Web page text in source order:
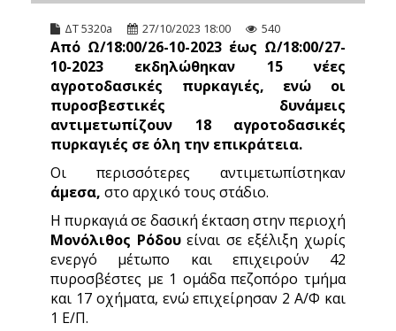
ΔΤ 5320a 27/10/2023 18:00 540
Από Ω/18:00/26-10-2023 έως Ω/18:00/27-
10-2023 εκδηλώθηκαν 15 νέες
αγροτοδασικές πυρκαγιές, ενώ οι
πυροσβεστικές δυνάμεις
αντιμετωπίζουν 18 αγροτοδασικές
πυρκαγιές σε όλη την επικράτεια.
Οι περισσότερες αντιμετωπίστηκαν
άμεσα, στο αρχικό τους στάδιο.
Η πυρκαγιά σε δασική έκταση στην περιοχή
Μονόλιθος Ρόδουείναι σε εξέλιξη χωρίς
ενεργό μέτωπο και επιχειρούν 42
πυροσβέστες με 1 ομάδα πεζοπόρο τμήμα
και 17 οχήματα, ενώ επιχείρησαν 2 Α/Φ και
1 Ε/Π.